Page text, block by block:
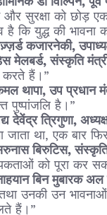
और सुरक्षा को छोड़
है कि युद्ध की
कजारनेकी,
मेलबर्ड, संस्कृति
करते हैं।”
थापा, उप प्रधान
पुष्‍पांजलि है।”
देवेंद्र त्रिगुणा,
जाता था, एक बार
बिरुटिस,
को पूरा कर
बिन मुबारक अल
तथा उनकी उन
हैं।”